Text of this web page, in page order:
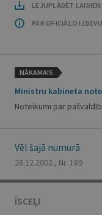
LEJUPLĀDĒT
PAR OFICIĀLO
NĀKAMAIS
Ministru kabineta
Noteikumi par
Vēl šajā numurā
28.12.2002., Nr. 189
ĪSCEĻI